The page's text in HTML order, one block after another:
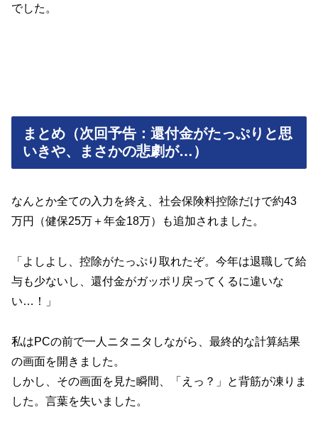
でした。
まとめ（次回予告：還付金がたっぷりと思
いきや、まさかの悲劇が…）
なんとか全ての入力を終え、社会保険料控除だけで約43
万円（健保25万＋年金18万）も追加されました。
「よしよし、控除がたっぷり取れたぞ。今年は退職して給
与も少ないし、還付金がガッポリ戻ってくるに違いな
い…！」
私はPCの前で一人ニタニタしながら、最終的な計算結果
の画面を開きました。
しかし、その画面を見た瞬間、「えっ？」と背筋が凍りま
した。言葉を失いました。